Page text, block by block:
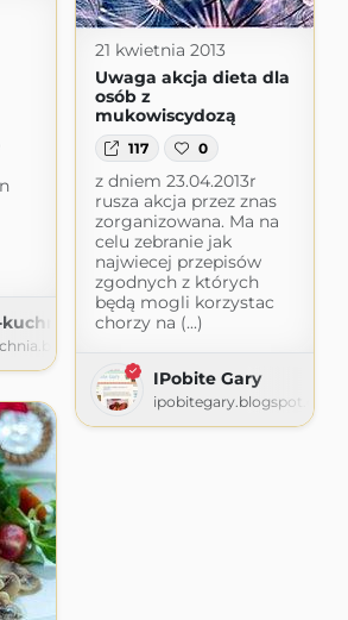
toskaniau
21 kwietnia 2013
Uwaga akcja dieta dla
osób z
mukowiscydozą
117 0
z dniem 23.04.2013r
rusza akcja przez znas
zorganizowana. Ma na
celu zebranie jak
najwiecej przepisów
zgodnych z których
będą mogli korzystac
chorzy na (...)
IPobite Gary
ipobitegary.blogspot.com